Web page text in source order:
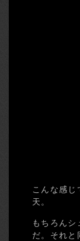
こんな感じ
天。
もちろん
だ。それと